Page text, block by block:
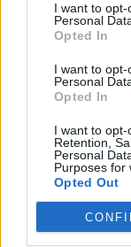
I want to
Personal
Opted In
I want to
Personal
Opted In
I want to opt-
Retention,
Personal
Purposes for
Opted Out
*Η